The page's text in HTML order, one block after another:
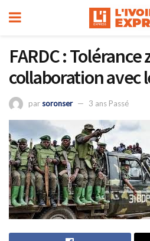
FARDC : Tolérance
collaboration avec
par soronser 3 ans Passé